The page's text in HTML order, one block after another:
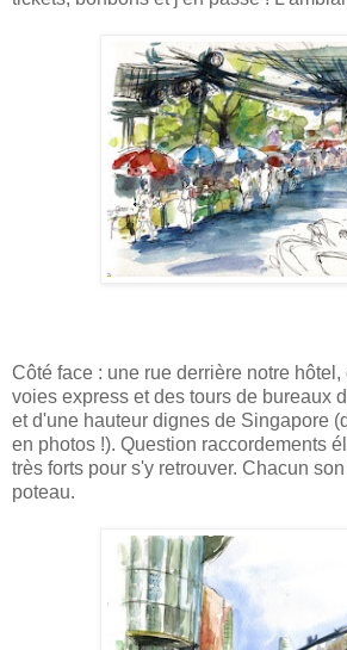
Côté face : une rue derrière notre
voies express et des tours de bureaux
et d'une hauteur dignes de Singapore
en photos !). Question raccordements
très forts pour s'y retrouver. Chacun
poteau.